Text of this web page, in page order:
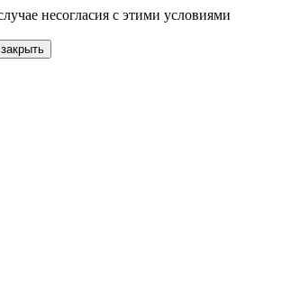
несогласия с этими условиями